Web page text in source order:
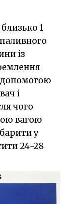
1
із
допомогою
і
чого
вагою
у
24-28